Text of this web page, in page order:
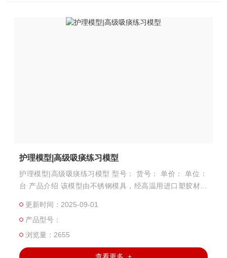
护理模型|高级吸痰练习模型
护理模型|高级吸痰练习模型 型号： 货号： 单价： 单位：
台 产品介绍 该模型由不锈钢模具，经高温用进口塑胶材料
作真实等特点。
更新时间：2025-09-01
产品型号：
浏览量：2655